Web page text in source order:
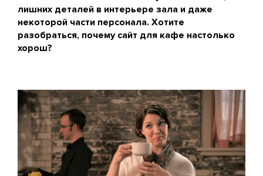
лишних деталей в интерьере зала и даже
некоторой части персонала. Хотите
разобраться, почему сайт для кафе настолько
хорош?